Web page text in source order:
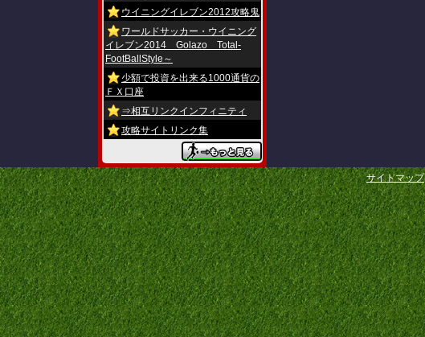
ウイニングイレブン2012攻略鬼
ワールドサッカー・ウイニング
イレブン2014 Golazo Total-
FootBallStyle～
少額で投資を出来る1000通貨の
ＦＸ口座
⇒相互リンクインフィニティ
攻略サイトリンク集
サイトマップ